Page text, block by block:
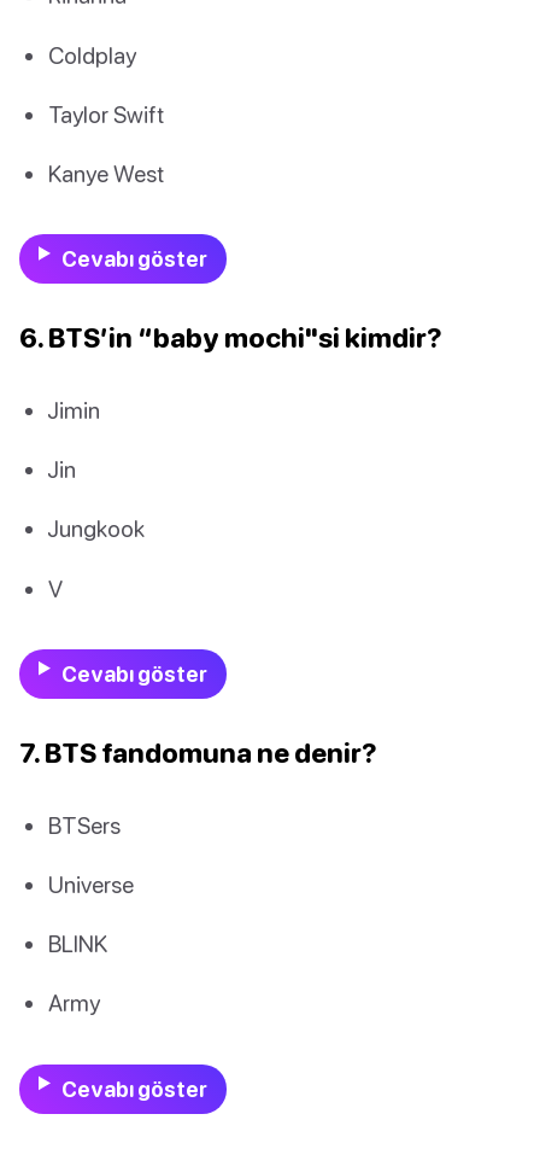
Coldplay
Taylor Swift
Kanye West
Cevabı göster
6. BTS’in “baby mochi"si kimdir?
Jimin
Jin
Jungkook
V
Cevabı göster
7. BTS fandomuna ne denir?
BTSers
Universe
BLINK
Army
Cevabı göster